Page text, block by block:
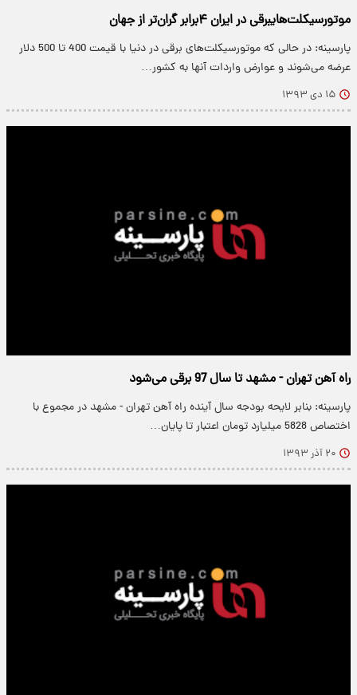
موتورسیکلت‌های‎برقی در ایران ۴برابر گران‌تر از جهان
پارسینه: در حالی که موتورسیکلت‌های برقی در دنیا با قیمت 400 تا 500 دلار
عرضه می‌شوند و عوارض واردات آنها به کشور…
۱۵ دی ۱۳۹۳
راه آهن تهران - مشهد تا سال 97 برقی می‌شود
پارسینه: بنابر لایحه بودجه سال آینده راه آهن تهران - مشهد در مجموع با
اختصاص 5828 میلیارد تومان اعتبار تا پایان…
۲۰ آذر ۱۳۹۳